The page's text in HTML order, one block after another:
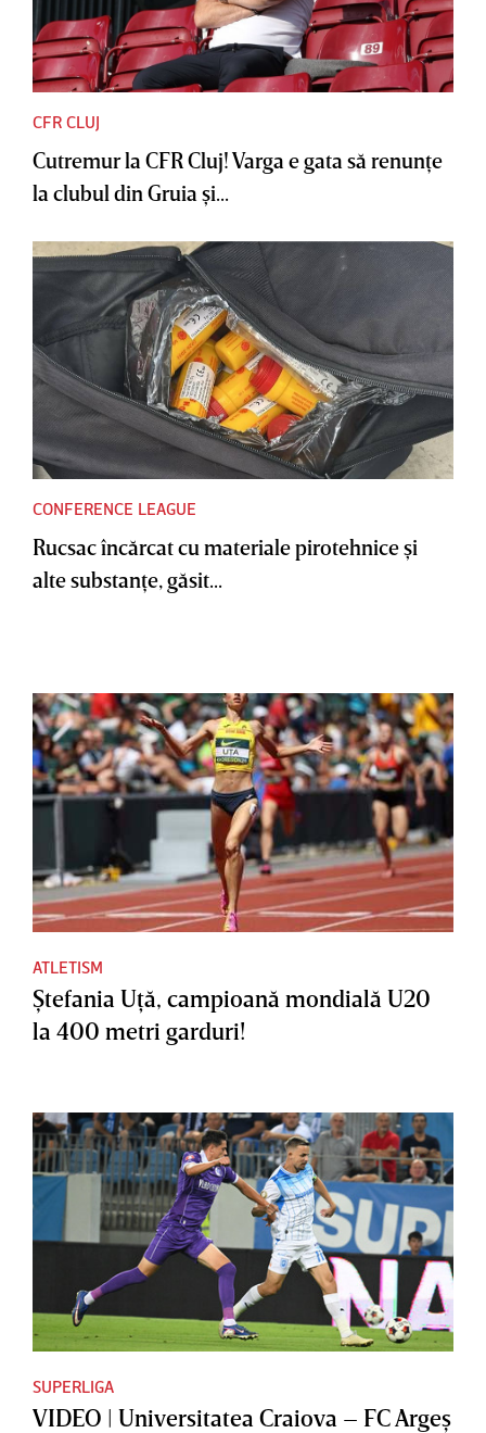
CFR CLUJ
Cutremur la CFR Cluj! Varga e gata să renunţe
la clubul din Gruia şi...
CONFERENCE LEAGUE
Rucsac încărcat cu materiale pirotehnice şi
alte substanţe, găsit...
ATLETISM
Ştefania Uţă, campioană mondială U20
la 400 metri garduri!
SUPERLIGA
VIDEO | Universitatea Craiova – FC Argeş